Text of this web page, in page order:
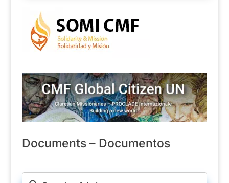
Documents – Documentos